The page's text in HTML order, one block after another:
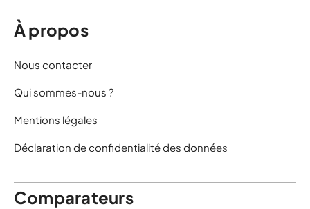
À propos
Nous contacter
Qui sommes-nous ?
Mentions légales
Déclaration de confidentialité des données
Comparateurs